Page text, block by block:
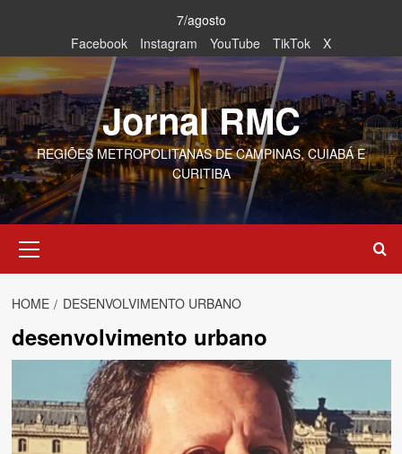
content
7/agosto
Facebook
Instagram YouTube TikTok X
Jornal RMC
REGIÕES METROPOLITANAS DE CAMPINAS, CUIABÁ E
CURITIBA
Menu
HOME DESENVOLVIMENTO URBANO
desenvolvimento urbano